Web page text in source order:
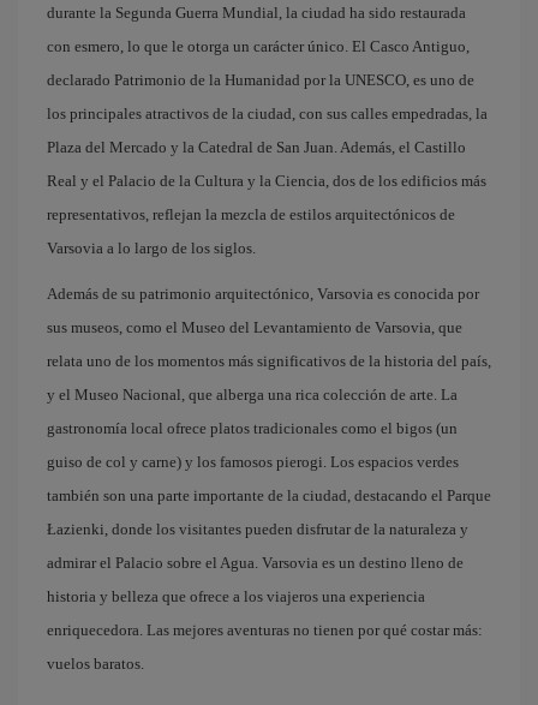
durante la Segunda Guerra Mundial, la ciudad ha sido restaurada
con esmero, lo que le otorga un carácter único. El Casco Antiguo,
declarado Patrimonio de la Humanidad por la UNESCO, es uno de
los principales atractivos de la ciudad, con sus calles empedradas, la
Plaza del Mercado y la Catedral de San Juan. Además, el Castillo
Real y el Palacio de la Cultura y la Ciencia, dos de los edificios más
representativos, reflejan la mezcla de estilos arquitectónicos de
Varsovia a lo largo de los siglos.
Además de su patrimonio arquitectónico, Varsovia es conocida por
sus museos, como el Museo del Levantamiento de Varsovia, que
relata uno de los momentos más significativos de la historia del país,
y el Museo Nacional, que alberga una rica colección de arte. La
gastronomía local ofrece platos tradicionales como el bigos (un
guiso de col y carne) y los famosos pierogi. Los espacios verdes
también son una parte importante de la ciudad, destacando el Parque
Łazienki, donde los visitantes pueden disfrutar de la naturaleza y
admirar el Palacio sobre el Agua. Varsovia es un destino lleno de
historia y belleza que ofrece a los viajeros una experiencia
enriquecedora. Las mejores aventuras no tienen por qué costar más:
vuelos baratos.